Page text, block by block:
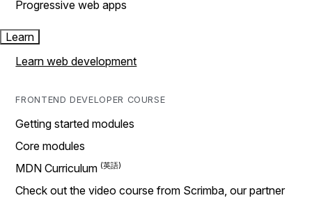
Progressive web apps
Learn
Learn web development
FRONTEND DEVELOPER COURSE
Getting started modules
Core modules
MDN Curriculum
Check out the video course from Scrimba, our partner